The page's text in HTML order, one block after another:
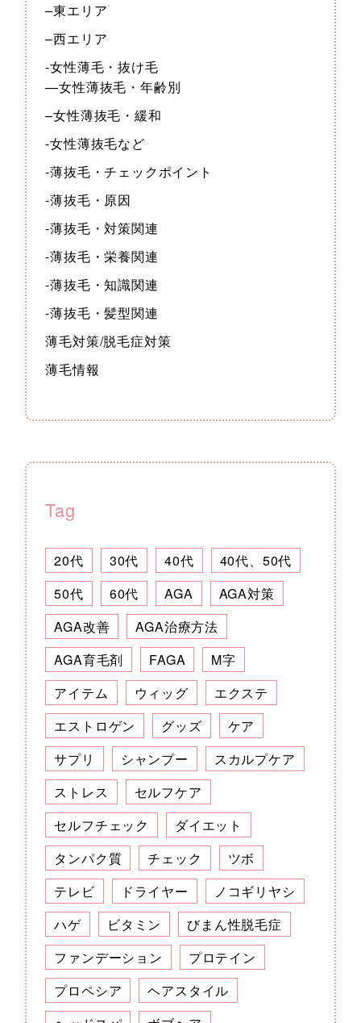
–東エリア
–西エリア
-女性薄毛・抜け毛
—女性薄抜毛・年齢別
–女性薄抜毛・緩和
-女性薄抜毛など
-薄抜毛・チェックポイント
-薄抜毛・原因
-薄抜毛・対策関連
-薄抜毛・栄養関連
-薄抜毛・知識関連
-薄抜毛・髪型関連
薄毛対策/脱毛症対策
薄毛情報
Tag
20代 30代 40代
40代、50代
50代
60代 AGA
AGA対策
AGA改善
AGA治療方法
AGA育毛剤
FAGA
M字
アイテム
ウィッグ
エクステ
エストロゲン
グッズ
ケア
サプリ
シャンプー
スカルプケア
ストレス
セルフケア
セルフチェック
ダイエット
タンパク質
チェック
ツボ
テレビ
ドライヤー
ノコギリヤシ
ハゲ
ビタミン
びまん性脱毛症
ファンデーション
プロテイン
プロペシア
ヘアスタイル